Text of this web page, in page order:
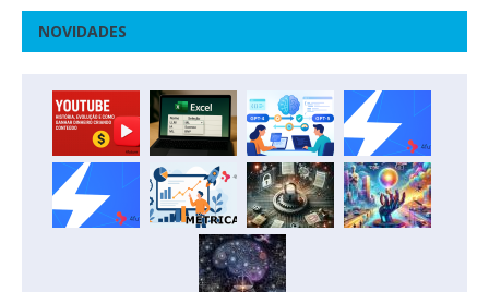
NOVIDADES